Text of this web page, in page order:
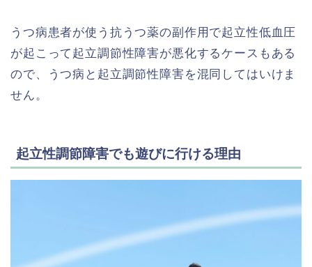
うつ病患者が使う抗うつ薬の副作用で起立性低血圧
が起こって起立調節性障害が悪化するケースもある
ので、うつ病と起立調節性障害を混同してはいけま
せん。
起立性調節障害でも遊びに行ける理由